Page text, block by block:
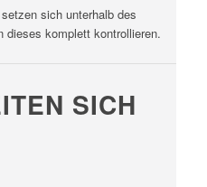
sich unterhalb des
dieses komplett kontrollieren.
SICH